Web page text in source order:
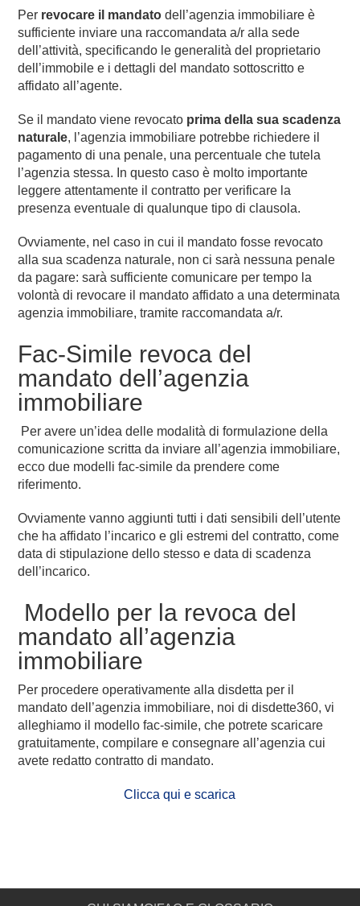
Per revocare il mandato dell’agenzia immobiliare è
sufficiente inviare una raccomandata a/r alla sede
dell’attività, specificando le generalità del proprietario
dell’immobile e i dettagli del mandato sottoscritto e
affidato all’agente.
Se il mandato viene revocato prima della sua scadenza
naturale, l’agenzia immobiliare potrebbe richiedere il
pagamento di una penale, una percentuale che tutela
l’agenzia stessa. In questo caso è molto importante
leggere attentamente il contratto per verificare la
presenza eventuale di qualunque tipo di clausola.
Ovviamente, nel caso in cui il mandato fosse revocato
alla sua scadenza naturale, non ci sarà nessuna penale
da pagare: sarà sufficiente comunicare per tempo la
volontà di revocare il mandato affidato a una determinata
agenzia immobiliare, tramite raccomandata a/r.
Fac-Simile revoca del
mandato dell’agenzia
immobiliare
Per avere un’idea delle modalità di formulazione della
comunicazione scritta da inviare all’agenzia immobiliare,
ecco due modelli fac-simile da prendere come
riferimento.
Ovviamente vanno aggiunti tutti i dati sensibili dell’utente
che ha affidato l’incarico e gli estremi del contratto, come
data di stipulazione dello stesso e data di scadenza
dell’incarico.
Modello per la revoca del
mandato all’agenzia
immobiliare
Per procedere operativamente alla disdetta per il
mandato dell’agenzia immobiliare, noi di disdette360, vi
alleghiamo il modello fac-simile, che potrete scaricare
gratuitamente, compilare e consegnare all’agenzia cui
avete redatto contratto di mandato.
Clicca qui e scarica